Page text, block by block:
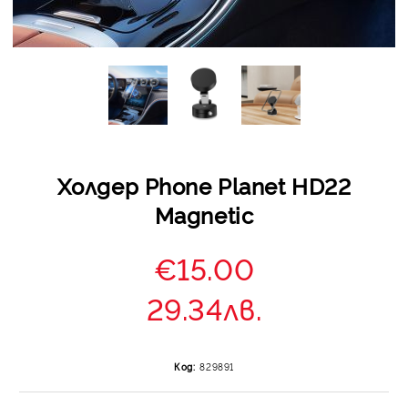
Холдер Phone Planet HD22
Magnetic
€15.00
29.34лв.
Код: 829891